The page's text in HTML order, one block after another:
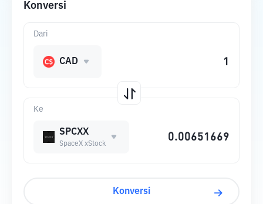
Konversi
Ke
SPCXX
SpaceX xStock
Dari
CAD
Konversi